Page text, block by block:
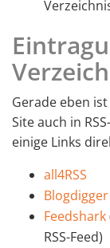
Gerade eben
Site auch in
einige Links
all4RSS
Blogdigger
Feedshark
RSS-Feed)